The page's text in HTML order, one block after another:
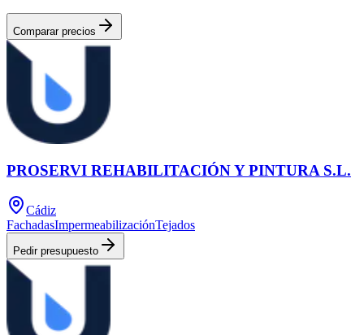
Comparar precios
PROSERVI REHABILITACIÓN Y PINTURA S.L.
Cádiz
FachadasImpermeabilizaciónTejados
Pedir presupuesto